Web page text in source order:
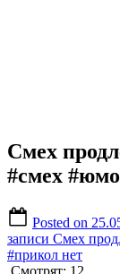
Смех
#смех
Posted on
записи Смех
#прикол нет
Смотрят: 12